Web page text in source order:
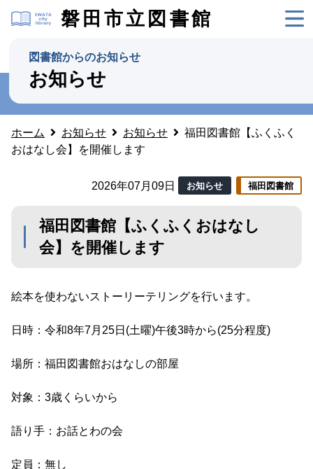
磐田市立図書館
図書館からのお知らせ
お知らせ
ホーム お知らせ お知らせ
福田図書館【ふくふく
おはなし会】を開催します
2026年07月09日 お知らせ 福田図書館
福田図書館【ふくふくおはなし
会】を開催します
絵本を使わないストーリーテリングを行います。
日時：令和8年7月25日(土曜)午後3時から(25分程度)
場所：福田図書館おはなしの部屋
対象：3歳くらいから
語り手：お話とわの会
定員：無し